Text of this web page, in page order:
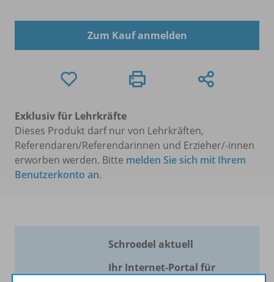
Zum Kauf anmelden
Exklusiv für Lehrkräfte
Dieses Produkt darf nur von Lehrkräften,
Referendaren/Referendarinnen und Erzieher/-innen
erworben werden. Bitte melden Sie sich mit Ihrem
Benutzerkonto an.
Schroedel aktuell
Ihr Internet-Portal für